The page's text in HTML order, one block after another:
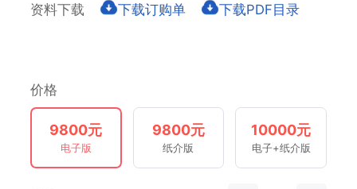
资料下载 下载订购单 下载PDF目录
价格
9800元
电子版
9800元
纸介版
10000元
电子+纸介版